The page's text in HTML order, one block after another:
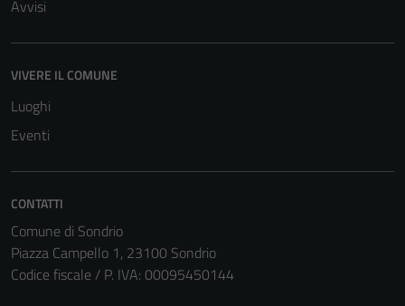
Avvisi
VIVERE IL COMUNE
Luoghi
Eventi
CONTATTI
Comune di Sondrio
Piazza Campello 1, 23100 Sondrio
Codice fiscale / P. IVA: 00095450144
Questi cookie
possono